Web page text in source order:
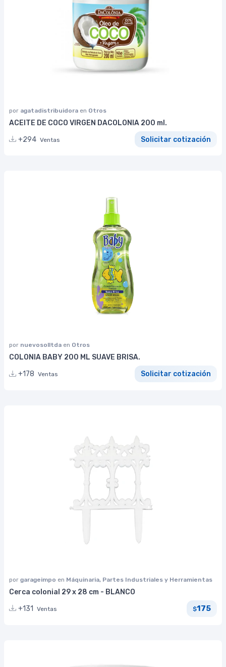
por agatadistribuidora en Otros
ACEITE DE COCO VIRGEN DACOLONIA 200 ml.
+294 Ventas Solicitar cotización
por nuevosolltda en Otros
COLONIA BABY 200 ML SUAVE BRISA.
+178 Ventas Solicitar cotización
por garageimpo en Máquinaria, Partes Industriales y Herramientas
Cerca colonial 29 x 28 cm - BLANCO
+131
Ventas $175